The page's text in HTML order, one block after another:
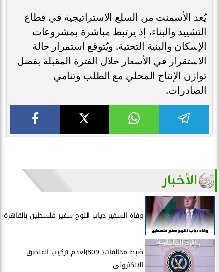
يُعد الأسمنت من السلع الاستراتيجية في قطاع
التشييد والبناء، إذ يرتبط مباشرة بمشروعات
الإسكان والبنية التحتية. ويُتوقع استمرار حالة
الاستقرار في الأسعار خلال الفترة المقبلة بفضل
توازن الإنتاج المحلي مع الطلب وتنامي
الصادرات.
الأخبار
وفاة السفير دياب اللوح سفير فلسطين بالقاهرة
ضبط مخالفات{ 809}لعدم تركيب الملصق
الإلكترونى